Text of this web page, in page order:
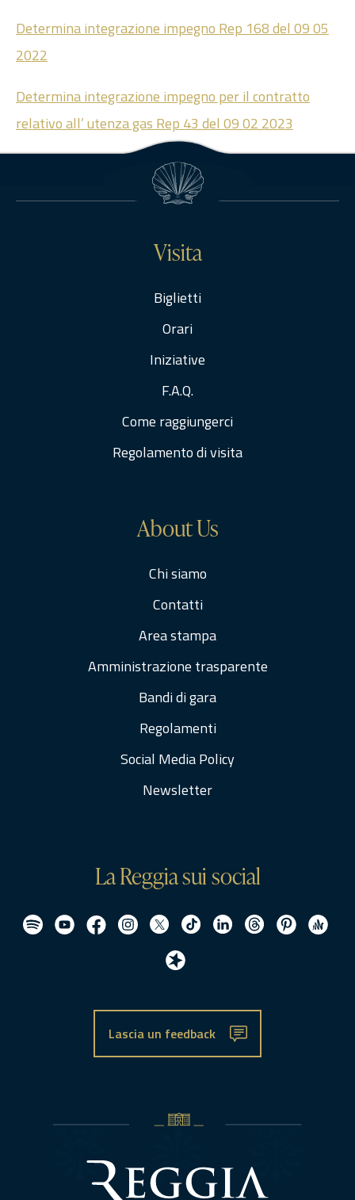
Determina integrazione impegno Rep 168 del 09 05
2022
Determina integrazione impegno per il contratto
relativo all’ utenza gas Rep 43 del 09 02 2023
Visita
Biglietti
Orari
Iniziative
F.A.Q.
Come raggiungerci
Regolamento di visita
About Us
Chi siamo
Contatti
Area stampa
Amministrazione trasparente
Bandi di gara
Regolamenti
Social Media Policy
Newsletter
La Reggia sui social
Lascia un feedback